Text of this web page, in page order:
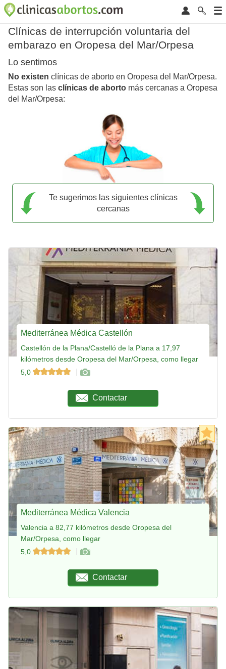
Clínicas de interrupción voluntaria del
embarazo en Oropesa del Mar/Orpesa
Lo sentimos
No existen clínicas de aborto en Oropesa del Mar/Orpesa.
Estas son las clínicas de aborto más cercanas a Oropesa
del Mar/Orpesa:
Te sugerimos las siguientes clínicas
cercanas
Mediterránea Médica Castellón
Castellón de la Plana/Castelló de la Plana a 17,97
kilómetros desde Oropesa del Mar/Orpesa, como llegar
5,0
Contactar
Mediterránea Médica Valencia
Valencia a 82,77 kilómetros desde Oropesa del
Mar/Orpesa, como llegar
5,0
Contactar